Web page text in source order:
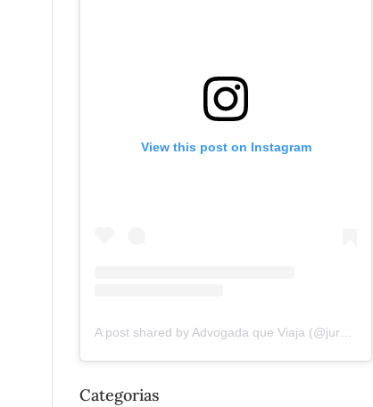
View this post on Instagram
A post shared by Advogada que Viaja (@juremacintra)
Categorias